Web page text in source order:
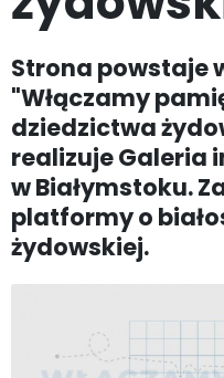
Strona powstaje
"Włączamy
dziedzictwa
realizuje Galeria
w Białymstoku.
platformy o
żydowskiej.